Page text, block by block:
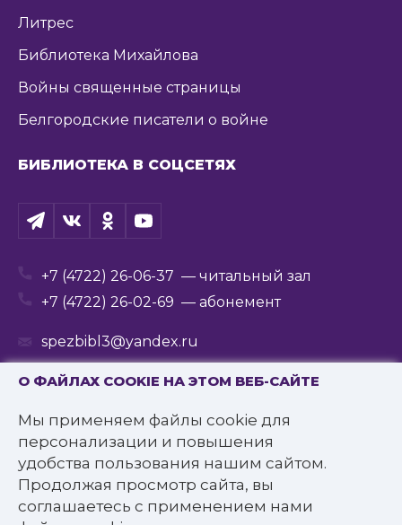
О ФАЙЛАХ COOKIE НА ЭТОМ ВЕБ-САЙТЕ
Мы применяем файлы cookie для
персонализации и повышения
удобства пользования нашим сайтом.
Продолжая просмотр сайта, вы
соглашаетесь с применением нами
Литрес
Библиотека Михайлова
Войны священные страницы
Белгородские писатели о войне
БИБЛИОТЕКА В СОЦСЕТЯХ
+7 (4722) 26-06-37 — читальный зал
+7 (4722) 26-02-69 — абонемент
spezbibl3@yandex.ru
© 2016—2022 Государственное бюджетное
учреждение культуры
«Белгородская государственная специальная
библиотека для слепых им. В.Я. Ерошенко».